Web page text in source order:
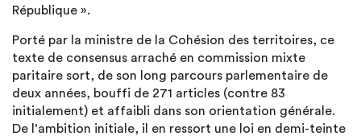
République ».
Porté par la ministre de la Cohésion des territoires, ce
texte de consensus arraché en commission mixte
paritaire sort, de son long parcours parlementaire de
deux années, bouffi de 271 articles (contre 83
initialement) et affaibli dans son orientation générale.
De l’ambition initiale, il en ressort une loi en demi-teinte